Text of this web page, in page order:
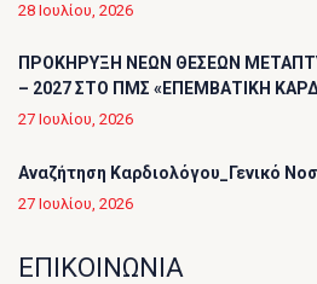
28 Ιουλίου, 2026
ΠΡΟΚΗΡΥΞΗ ΝΕΩΝ ΘΕΣΕΩΝ
– 2027 ΣΤΟ ΠΜΣ «ΕΠΕΜΒΑΤΙΚΗ
27 Ιουλίου, 2026
Αναζήτηση Καρδιολόγου_Γενικό
27 Ιουλίου, 2026
ΕΠΙΚΟΙΝΩΝΙΑ